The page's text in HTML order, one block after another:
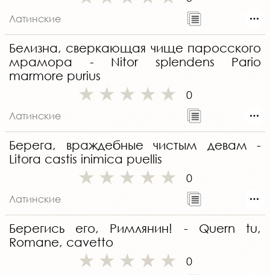
Латинские
Белизна, сверкающая чище паросского
мрамора - Nitor splendens Pario
marmore purius
0
Латинские
Берега, враждебные чистым девам -
Litora castis inimica puellis
0
Латинские
Берегись его, Римлянин! - Quern tu,
Romane, cavetto
0